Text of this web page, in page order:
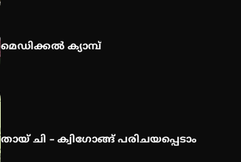
ബാലൻ ഹാളിൽ 16ന്
മെഡിക്കൽ ക്യാമ്പ്
തായ് ചി – ക്വിഗോങ്ങ് പരിചയപ്പെടാം